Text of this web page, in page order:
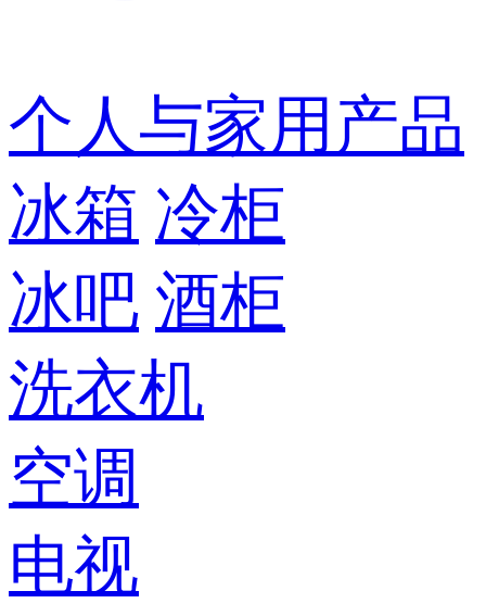
个人与家用产品
冰箱 冷柜
冰吧 酒柜
洗衣机
空调
电视